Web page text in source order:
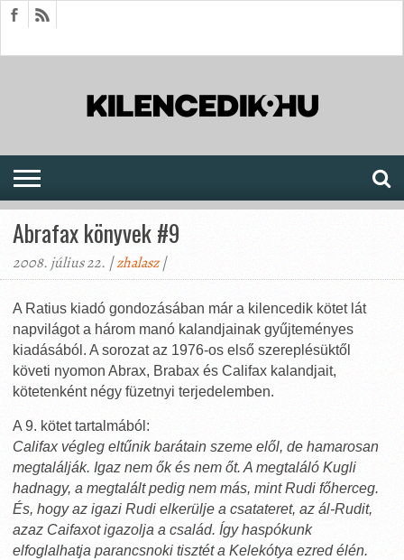
Abrafax könyvek #9
2008. július 22. |zhalasz|
A Ratius kiadó gondozásában már a kilencedik kötet lát
napvilágot a három manó kalandjainak gyűjteményes
kiadásából. A sorozat az 1976-os első szereplésüktől
követi nyomon Abrax, Brabax és Califax kalandjait,
kötetenként négy füzetnyi terjedelemben.
A 9. kötet tartalmából:
Califax végleg eltűnik barátain szeme elől, de hamarosan
megtalálják. Igaz nem ők és nem őt. A megtaláló Kugli
hadnagy, a megtalált pedig nem más, mint Rudi főherceg.
És, hogy az igazi Rudi elkerülje a csatateret, az ál-Rudit,
azaz Caifaxot igazolja a család. Így haspókunk
elfoglalhatja parancsnoki tisztét a Kelekótya ezred élén.